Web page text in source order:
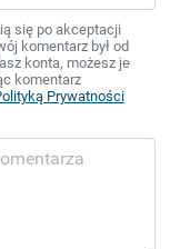
się po akceptacji
komentarz był od
konta, możesz je
komentarz
Prywatności